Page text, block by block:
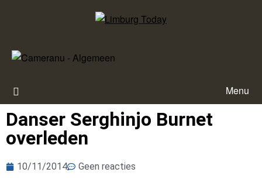
Menu
Danser Serghinjo Burnet
overleden
10/11/2014 Geen reacties